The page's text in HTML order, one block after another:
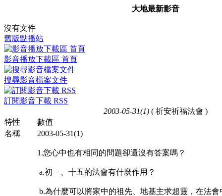
大地最新影音
沒有文件
舊版點播站
影音播放下載區 首頁
搜尋影音檔案文件
訂閱影音下載 RSS
2003-05-31(1) ( 祈安祈福法會 )
特性
數值
名稱
2003-05-31(1)
1.您心中也有相同的問題卻還沒有答案嗎？
a.初ㄧ、十五的法會有什麼作用？
b.為什麼可以將家中的祖先、地基主求超靈，在法